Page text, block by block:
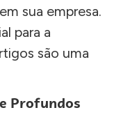
sua empresa.
para a
são uma
Profundos